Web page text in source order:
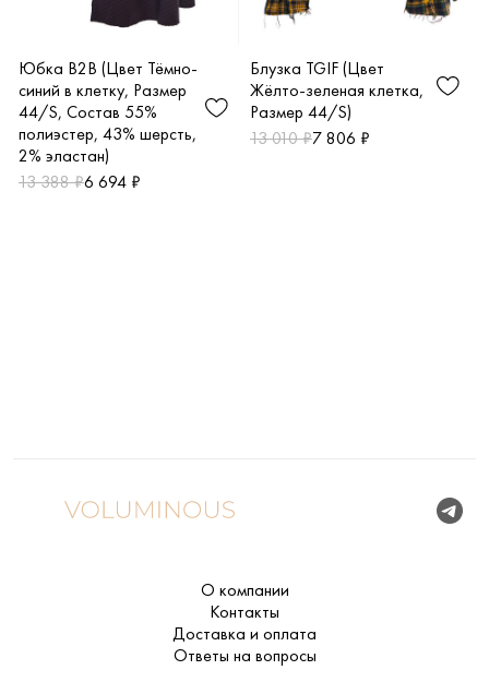
Юбка B2B (Цвет Тёмно-
синий в клетку, Размер
44/S, Состав 55%
полиэстер, 43% шерсть,
2% эластан)
13 388 ₽6 694 ₽
Блузка TGIF (Цвет
Жёлто-зеленая клетка,
Размер 44/S)
13 010 ₽7 806 ₽
О компании
Контакты
Доставка и оплата
Ответы на вопросы